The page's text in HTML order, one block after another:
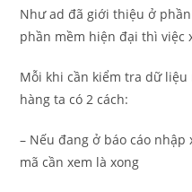
Như ad đã giới thiệu ở
phần mềm hiện đại thì việc
Mỗi khi cần kiểm tra dữ
hàng ta có 2 cách:
– Nếu đang ở báo cáo
mã cần xem là xong